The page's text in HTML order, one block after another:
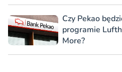
Czy Pekao
programie
More?